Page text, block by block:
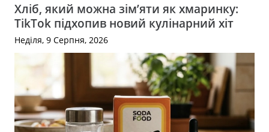
Хліб, який можна зім’яти як хмаринку:
TikTok підхопив новий кулінарний хіт
Неділя, 9 Серпня, 2026